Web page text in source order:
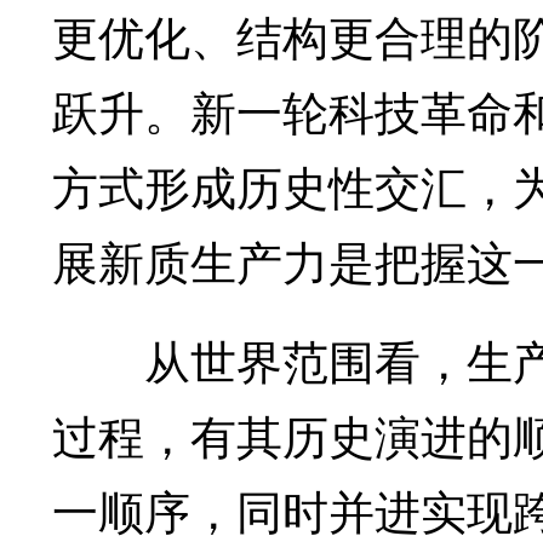
更优化、结构更合理的
跃升。新一轮科技革命
方式形成历史性交汇，
展新质生产力是把握这
从世界范围看，生
过程，有其历史演进的
一顺序，同时并进实现